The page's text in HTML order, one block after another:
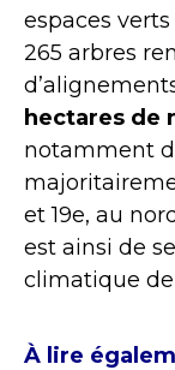
espaces
265 arbres
hectares de
notamment
et 19e, au
est ainsi de
climatique de
À lire